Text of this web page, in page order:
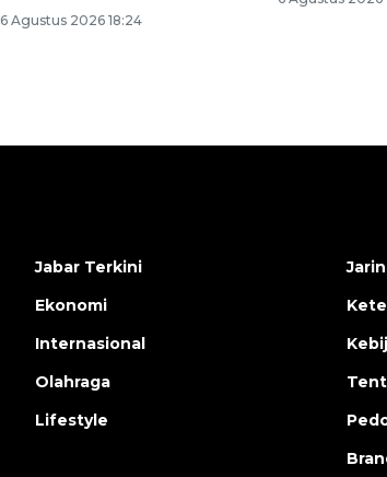
6 Agustus 2026 18:24
Jabar Terkini
Ekonomi
Internasional
Olahraga
Lifestyle